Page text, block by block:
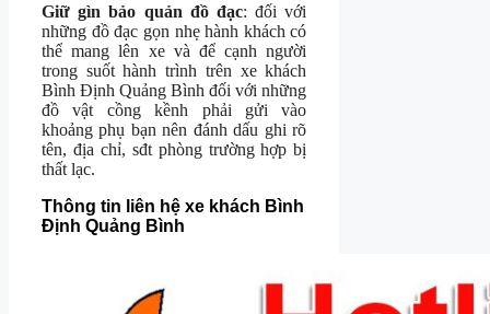
Giữ gìn bảo quản đồ đạc: đối với
những đồ đạc gọn nhẹ hành khách có
thể mang lên xe và để cạnh người
trong suốt hành trình trên xe khách
Bình Định Quảng Bình đối với những
đồ vật cồng kềnh phải gửi vào
khoảng phụ bạn nên đánh dấu ghi rõ
tên, địa chỉ, sđt phòng trường hợp bị
thất lạc.
Thông tin liên hệ xe khách Bình
Định Quảng Bình